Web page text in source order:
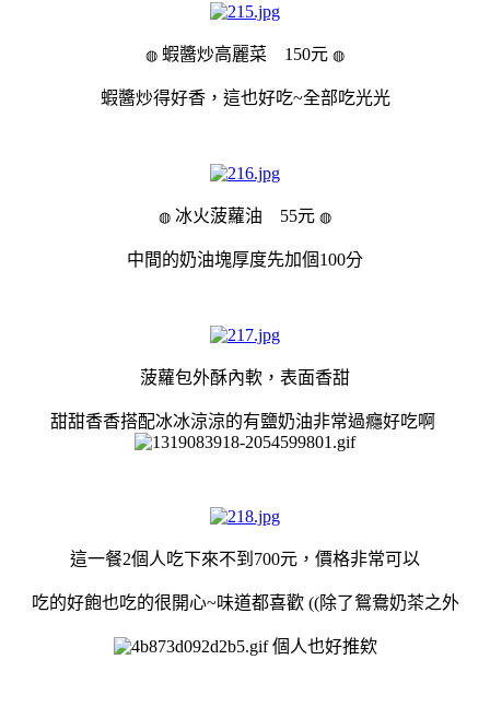
◍ 蝦醬炒高麗菜 150元 ◍
蝦醬炒得好香，這也好吃~全部吃光光
◍ 冰火菠蘿油 55元 ◍
中間的奶油塊厚度先加個100分
菠蘿包外酥內軟，表面香甜
甜甜香香搭配冰冰涼涼的有鹽奶油非常過癮好吃啊
這一餐2個人吃下來不到700元，價格非常可以
吃的好飽也吃的很開心~味道都喜歡 ((除了鴛鴦奶茶之外
個人也好推欸